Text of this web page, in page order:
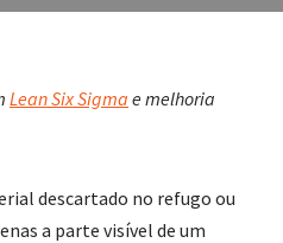
Lean Six Sigma e melhoria
descartado no refugo ou
a parte visível de um